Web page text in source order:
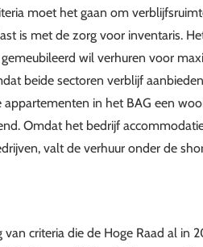
moet het gaan om
is met de zorg voor inventaris.
wil verhuren voor
beide sectoren verblijf
in het BAG een
Omdat het bedrijf
valt de verhuur onder de
criteria die de Hoge Raad al in